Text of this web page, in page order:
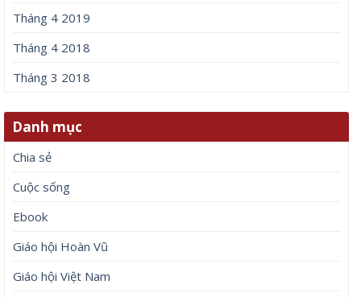
Tháng 4 2019
Tháng 4 2018
Tháng 3 2018
Danh mục
Chia sẻ
Cuộc sống
Ebook
Giáo hội Hoàn Vũ
Giáo hội Việt Nam